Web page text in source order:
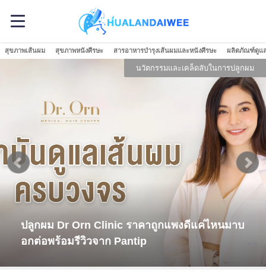
สุขภาพเส้นผม สุขภาพหนังศีรษะ สารอาหารบำรุงเส้นผมและหนังศีรษะ ผลิตภัณฑ์ดูแล
เสริมความมั่นใจด้วยทรง
เคล็ดลับเพิ่มเสน่ห์ให้ทรงผม ผมบางผมน้อยลองให้
"วิก" มาเป็นตัวช่วยดูสิ